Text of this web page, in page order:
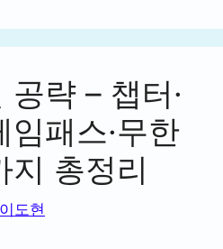
략 – 챕터·
임패스·무한
지 총정리
이도현